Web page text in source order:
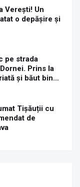
Verești! Un
o depășire și
pe strada
Prins la
și băut bine,
Tișăuții cu
de